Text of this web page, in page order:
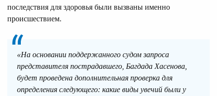
последствия для здоровья были вызваны именно
происшествием.
«На основании поддержанного судом запроса
представителя пострадавшего, Багдада Хасенова,
будет проведена дополнительная проверка для
определения следующего: какие виды увечий были у